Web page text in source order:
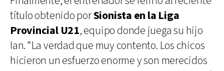
título obtenido porSionista en la Liga
Provincial U21, equipo donde juega su hijo
Ian. “La verdad que muy contento. Los chicos
hicieron un esfuerzo enorme y son merecidos